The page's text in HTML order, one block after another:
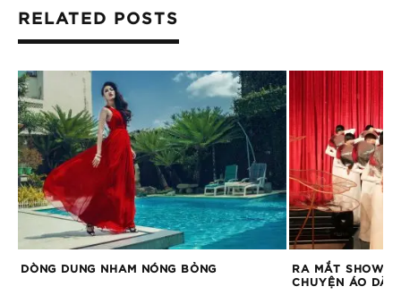
RELATED POSTS
DÒNG DUNG NHAM NÓNG BỎNG
RA MẮT SHOW
CHUYỆN ÁO